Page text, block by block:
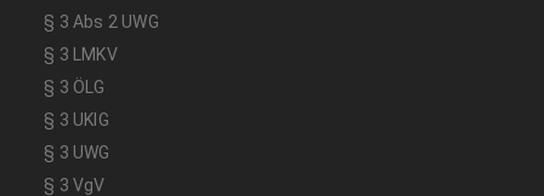
§ 3 Abs 2 UWG
§ 3 LMKV
§ 3 ÖLG
§ 3 UKlG
§ 3 UWG
§ 3 VgV